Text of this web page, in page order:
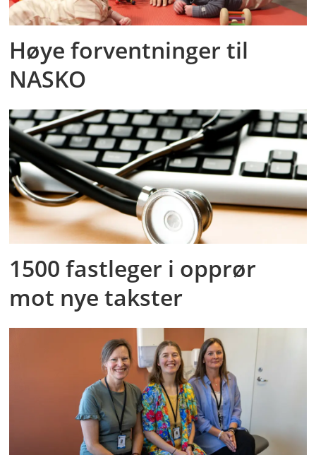
Høye forventninger til
NASKO
1500 fastleger i opprør
mot nye takster